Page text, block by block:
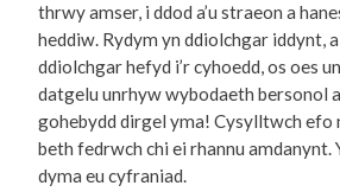
thrwy amser, i ddod a’u straeon a
heddiw. Rydym yn ddiolchgar iddynt, a
ddiolchgar hefyd i’r cyhoedd, os oes
datgelu unrhyw wybodaeth bersonol
gohebydd dirgel yma! Cysylltwch efo
beth fedrwch chi ei rhannu amdanynt.
dyma eu cyfraniad.